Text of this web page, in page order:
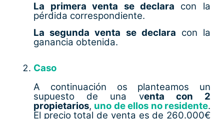
La primera venta se declara con la
pérdida correspondiente.
La segunda venta se declara con la
ganancia obtenida.
Caso
A continuación os planteamos un
supuesto de una venta con 2
propietarios, uno de ellos no residente.
El precio total de venta es de 260.000€